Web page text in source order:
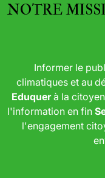
NOTRE
Informer le
climatiques et au
Eduquerà la
l'information en fin
l'engagement